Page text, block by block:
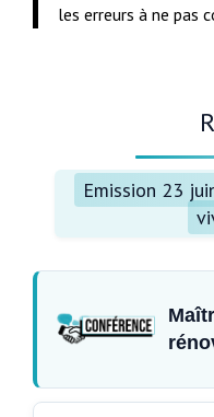
les erreurs à ne pas
Emission 23